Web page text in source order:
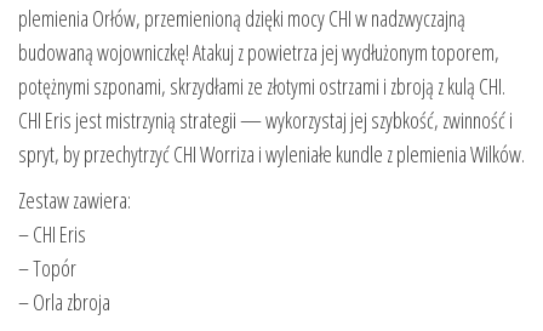
plemienia Orłów, przemienioną dzięki mocy CHI w nadzwyczajną
budowaną wojowniczkę! Atakuj z powietrza jej wydłużonym toporem,
potężnymi szponami, skrzydłami ze złotymi ostrzami i zbroją z kulą CHI.
CHI Eris jest mistrzynią strategii — wykorzystaj jej szybkość, zwinność i
spryt, by przechytrzyć CHI Worriza i wyleniałe kundle z plemienia Wilków.
Zestaw zawiera:
– CHI Eris
– Topór
– Orla zbroja